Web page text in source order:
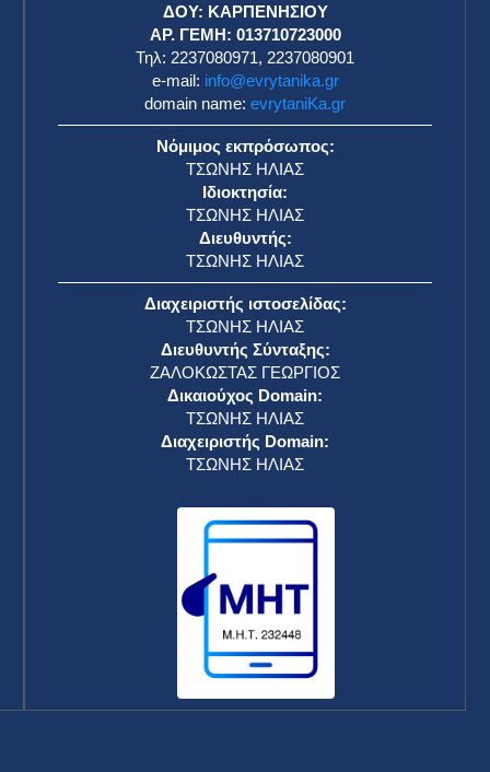
ΔΟΥ: ΚΑΡΠΕΝΗΣΙΟΥ
ΑΡ. ΓΕΜΗ: 013710723000
Τηλ: 2237080971, 2237080901
e-mail: info@evrytanika.gr
domain name: evrytaniKa.gr
Νόμιμος εκπρόσωπος:
ΤΣΩΝΗΣ ΗΛΙΑΣ
Ιδιοκτησία:
ΤΣΩΝΗΣ ΗΛΙΑΣ
Διευθυντής:
ΤΣΩΝΗΣ ΗΛΙΑΣ
Διαχειριστής ιστοσελίδας:
ΤΣΩΝΗΣ ΗΛΙΑΣ
Διευθυντής Σύνταξης:
ΖΑΛΟΚΩΣΤΑΣ ΓΕΩΡΓΙΟΣ
Δικαιούχος Domain:
ΤΣΩΝΗΣ ΗΛΙΑΣ
Διαχειριστής Domain:
ΤΣΩΝΗΣ ΗΛΙΑΣ